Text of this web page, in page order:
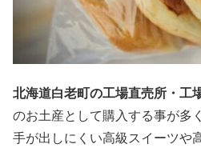
北海道白老町の工場直売所・工
のお土産として購入する事が多
手が出しにくい高級スイーツや